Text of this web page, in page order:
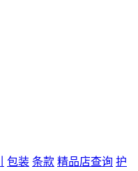
包装 条款 精品店查询 护